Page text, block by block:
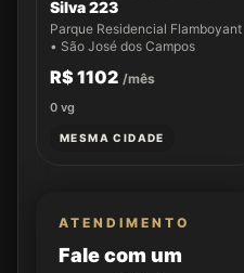
Silva 223
Parque Residencial Flamboyant
• São José dos Campos
R$ 1102 /mês
0 vg
MESMA CIDADE
ATENDIMENTO
Fale com um